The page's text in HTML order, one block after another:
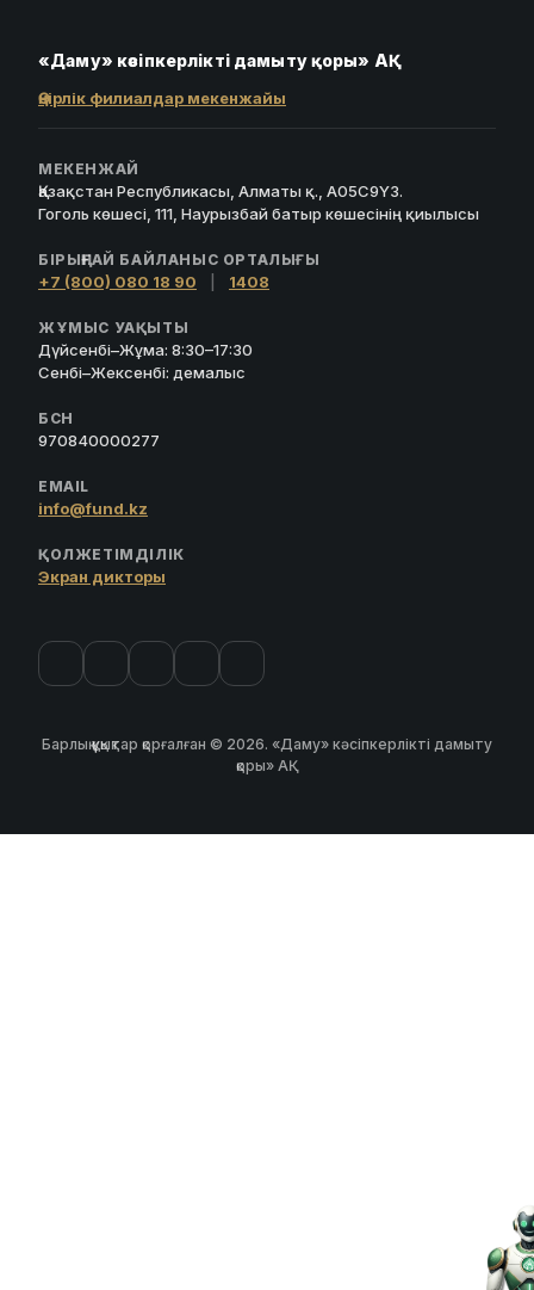
«Даму» кәсіпкерлікті дамыту қоры» АҚ
Өңірлік филиалдар мекенжайы
МЕКЕНЖАЙ
Қазақстан Республикасы, Алматы қ., A05C9Y3.
Гоголь көшесі, 111, Наурызбай батыр көшесінің қиылысы
БІРЫҢҒАЙ БАЙЛАНЫС ОРТАЛЫҒЫ
+7 (800) 080 18 90 1408
ЖҰМЫС УАҚЫТЫ
Дүйсенбі–Жұма: 8:30–17:30
Сенбі–Жексенбі: демалыс
БСН
970840000277
EMAIL
info@fund.kz
ҚОЛЖЕТІМДІЛІК
Экран дикторы
Барлық құқықтар қорғалған © 2026. «Даму» кәсіпкерлікті дамыту
қоры» АҚ